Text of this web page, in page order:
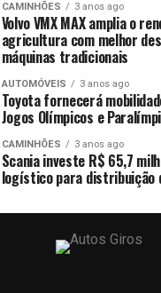
CAMINHÕES 3 anos ago
Volvo VMX MAX amplia o
agricultura com melhor
máquinas tradicionais
AUTOMÓVEIS 3 anos ago
Toyota fornecerá
Jogos Olímpicos e
CAMINHÕES 3 anos ago
Scania investe R$ 65,7
logístico para distribuição